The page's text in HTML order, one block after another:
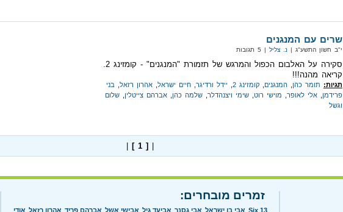
שרים עם המנגנים
י"ב חשון התשע"ג | נ. צליל | 5 תגובות
סקירה על האלבום הכפול והמרגש של תזמורת "המנגנים" - קומזינג 2.
קריאה מהנה!!!
תגיות: תומר כהן המנגנים קומזינג 2 יידל ורדיגר חיים ישראל אהרון רזאל
בני
פרידמן
אלי לאופר מוישי רוט שימי ויצנהדלר שלמה כהן אברהם צייטלין
שלום
וגשל
[ 1 ]
זמרים מובחרים:
Six 13 אבי בן ישראל אבי גסנר אביעד גיל אבישי אשל אברהם פריד אהרון רזאל אודי